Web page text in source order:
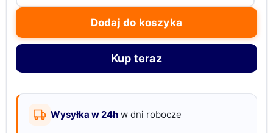
na
klucze
zamek
ścienna
Dodaj do koszyka
Kup teraz
Wysyłka w 24h w dni robocze